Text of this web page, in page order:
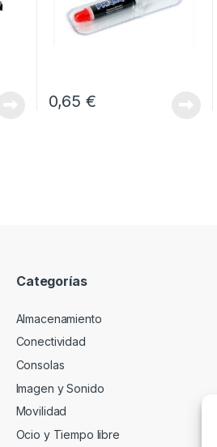
0,65 €
Categorías
Almacenamiento
Conectividad
Consolas
Imagen y Sonido
Movilidad
Ocio y Tiempo libre